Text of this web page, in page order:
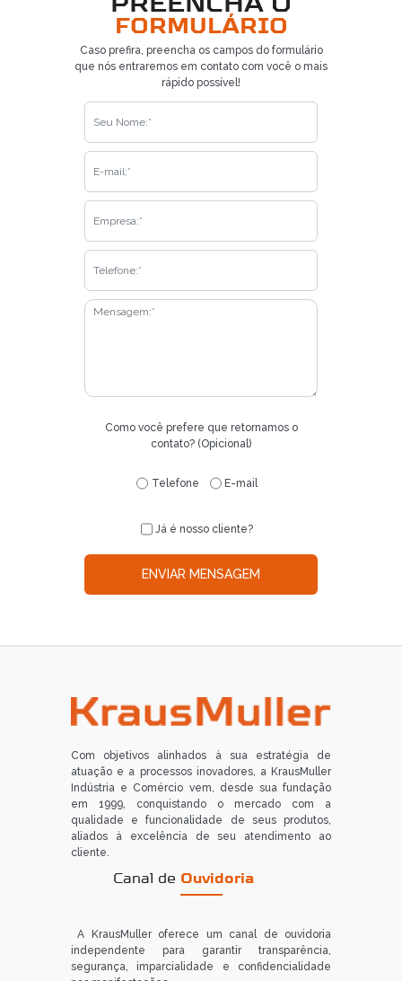
FORMULÁRIO
Caso prefira, preencha os campos do formulário
que nós entraremos em contato com você o mais
rápido possível!
Como você prefere que retornamos o
contato? (Opicional)
Telefone E-mail
Já é nosso cliente?
ENVIAR MENSAGEM
Com objetivos alinhados à sua estratégia de
atuação e a processos inovadores, a KrausMuller
Indústria e Comércio vem, desde sua fundação
em 1999, conquistando o mercado com a
qualidade e funcionalidade de seus produtos,
aliados à excelência de seu atendimento ao
cliente.
Canal de Ouvidoria
A KrausMuller oferece um canal de ouvidoria
independente para garantir transparência,
segurança, imparcialidade e confidencialidade